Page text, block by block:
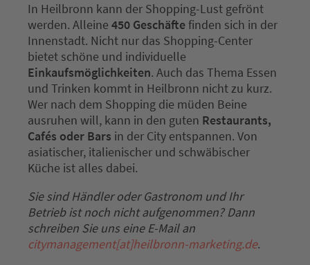
In Heilbronn kann der Shopping-Lust gefrönt
werden. Alleine 450 Geschäftefinden sich in der
Innenstadt. Nicht nur das Shopping-Center
bietet schöne und individuelle
Einkaufsmöglichkeiten. Auch das Thema Essen
und Trinken kommt in Heilbronn nicht zu kurz.
Wer nach dem Shopping die müden Beine
ausruhen will, kann in den guten Restaurants,
Cafés oder Bars in der City entspannen. Von
asiatischer, italienischer und schwäbischer
Küche ist alles dabei.
Sie sind Händler oder Gastronom und Ihr
Betrieb ist noch nicht aufgenommen? Dann
schreiben Sie uns eine E-Mail an
citymanagement[at]heilbronn-marketing.de.